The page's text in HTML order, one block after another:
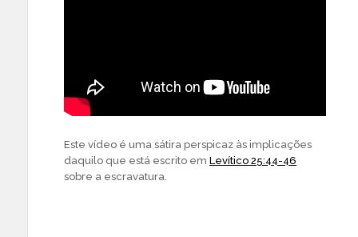
Este vídeo é uma sátira perspicaz às implicações
daquilo que está escrito em Levítico 25:44-46
sobre a escravatura.